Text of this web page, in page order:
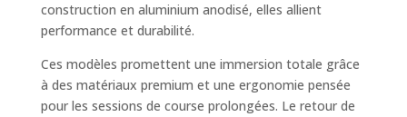
construction en aluminium anodisé, elles allient
performance et durabilité.
Ces modèles promettent une immersion totale grâce
à des matériaux premium et une ergonomie pensée
pour les sessions de course prolongées. Le retour de